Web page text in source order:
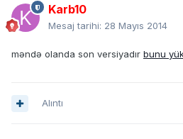
Karb10
Mesaj tarihi: 28 Mayıs 2014
məndə olanda son versiyadır bunu
Alıntı